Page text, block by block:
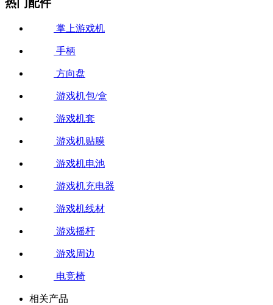
热门配件
掌上游戏机
手柄
方向盘
游戏机包/盒
游戏机套
游戏机贴膜
游戏机电池
游戏机充电器
游戏机线材
游戏摇杆
游戏周边
电竞椅
相关产品